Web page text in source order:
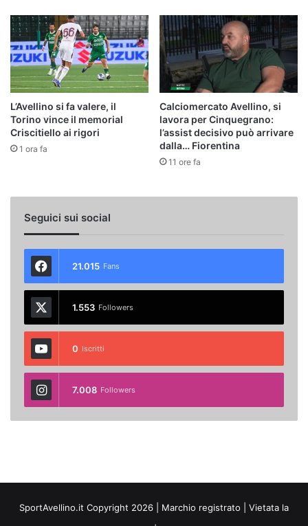
L’Avellino si fa valere, il
Torino vince il memorial
Criscitiello ai rigori
1 ora fa
Calciomercato Avellino, si
lavora per Cinquegrano:
l’assist decisivo può arrivare
dalla… Fiorentina
11 ore fa
Seguici sui social
21.015 Fans
1.553 Followers
0 Iscritti
7.008 Followers
SportAvellino.it Copyright 2026 | Marchio registrato | Vietata la